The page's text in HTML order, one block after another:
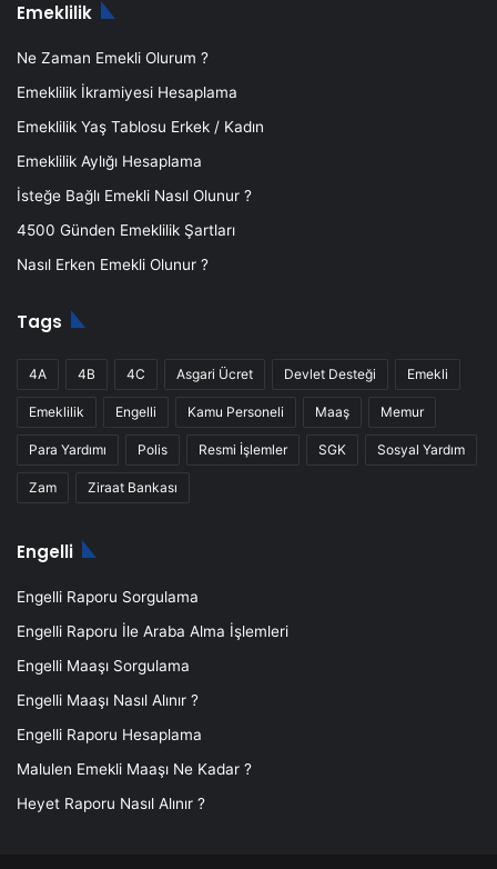
Emeklilik
Ne Zaman Emekli Olurum ?
Emeklilik İkramiyesi Hesaplama
Emeklilik Yaş Tablosu Erkek / Kadın
Emeklilik Aylığı Hesaplama
İsteğe Bağlı Emekli Nasıl Olunur ?
4500 Günden Emeklilik Şartları
Nasıl Erken Emekli Olunur ?
Tags
4A 4B 4C Asgari Ücret Devlet Desteği Emekli
Emeklilik Engelli Kamu Personeli Maaş Memur
Para Yardımı Polis Resmi İşlemler SGK Sosyal Yardım
Zam Ziraat Bankası
Engelli
Engelli Raporu Sorgulama
Engelli Raporu İle Araba Alma İşlemleri
Engelli Maaşı Sorgulama
Engelli Maaşı Nasıl Alınır ?
Engelli Raporu Hesaplama
Malulen Emekli Maaşı Ne Kadar ?
Heyet Raporu Nasıl Alınır ?